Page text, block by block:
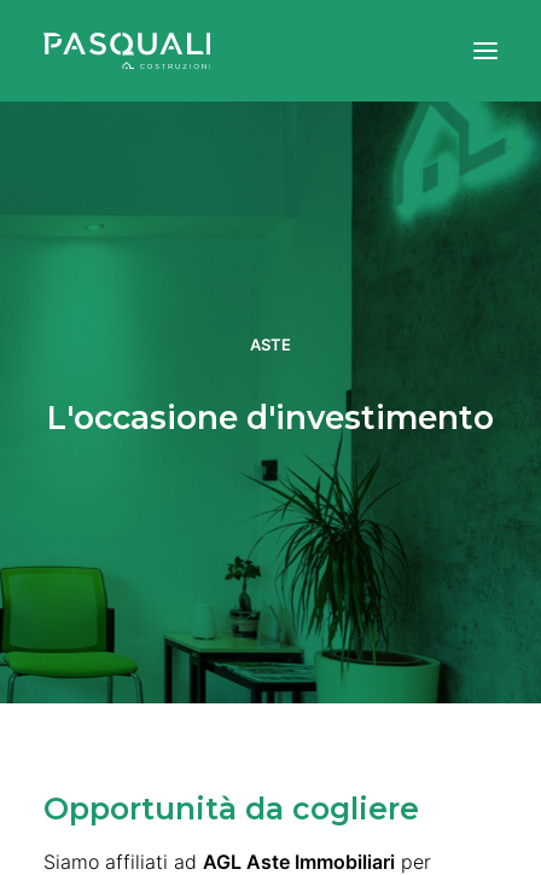
ASTE
CHI SIAMO
CONTATTI
ASTE
L'occasione d'investimento
Opportunità da cogliere
Siamo affiliati ad AGL Aste Immobiliari per